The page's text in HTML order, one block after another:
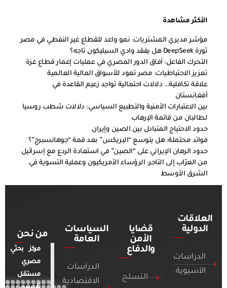
الأكثر مشاهدة
مؤشر مديري المشتريات: نمو واعد للقطاع غير النفطي في مصر
ثورة DeepSeek هل يفقد وادي السيليكون تاجه؟
التحرك الفاعل: آفاق الدور المصري في عمليات إعمار قطاع غزة
تعزيز الاحتياطيات: مصر تعود للأسواق المالية العالمية
علاقة تكافلية… دلالات احتمالية تواجد زعيم القاعدة في
أفغانستان
بين الاعتبارات الأمنية والتطبيع السياسي: دلالات شطب روسيا
لطالبان من قائمة الإرهاب
حدود الاحتياج المتبادل بين الصين وإيران
فوائد محتملة: هل يتوسع “البريكس” بعد قمة “جوهانسبرج”؟
حدود الرهان الإيراني على “الصين” في استعادة الردع مع إسرائيل
من العرّاب إلى التاجر: الرؤساء الأمريكيون وعملية التسوية في
الشرق الأوسط
العلاقات
الدولية
الدراسات
الآسيوية
قضايا
الأمن
والدفاع
التسلح
السياسات
العامة
الدراسات
الاقتصادية
من نحن
مركز بحثي
مصري
مستقل